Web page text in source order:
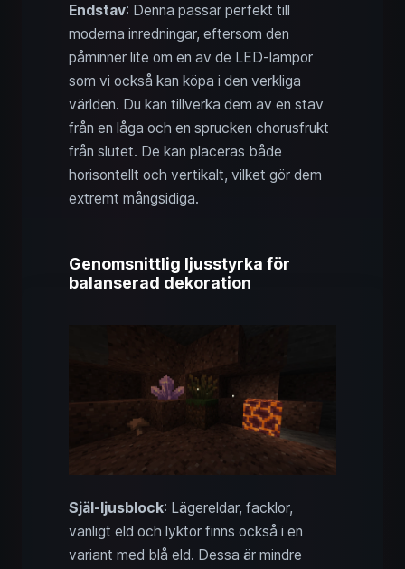
Endstav: Denna passar perfekt till
moderna inredningar, eftersom den
påminner lite om en av de LED-lampor
som vi också kan köpa i den verkliga
världen. Du kan tillverka dem av en stav
från en låga och en sprucken chorusfrukt
från slutet. De kan placeras både
horisontellt och vertikalt, vilket gör dem
extremt mångsidiga.
Genomsnittlig ljusstyrka för
balanserad dekoration
Själ-ljusblock: Lägereldar, facklor,
vanligt eld och lyktor finns också i en
variant med blå eld. Dessa är mindre